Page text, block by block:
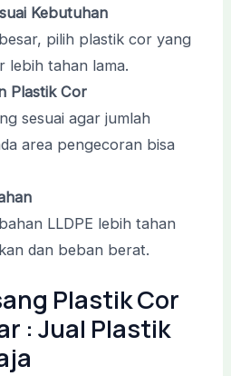
Kebutuhan
pilih plastik cor yang
lebih tahan lama.
Plastik Cor
sesuai agar jumlah
area pengecoran bisa
LLDPE lebih tahan
dan beban berat.
Plastik Cor
: Jual Plastik